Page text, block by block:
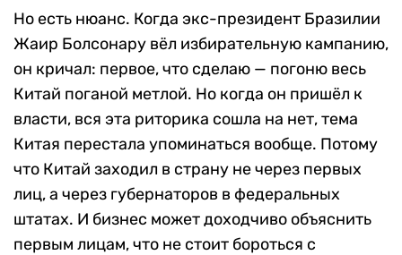
Но есть нюанс. Когда экс-президент Бразилии
Жаир Болсонару вёл избирательную кампанию,
он кричал: первое, что сделаю — погоню весь
Китай поганой метлой. Но когда он пришёл к
власти, вся эта риторика сошла на нет, тема
Китая перестала упоминаться вообще. Потому
что Китай заходил в страну не через первых
лиц, а через губернаторов в федеральных
штатах. И бизнес может доходчиво объяснить
первым лицам, что не стоит бороться с